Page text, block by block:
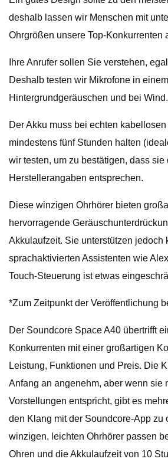
deshalb lassen wir Menschen mit
Ohrgrößen unsere Top-Konkurrenten
Ihre Anrufer sollen Sie verstehen,
Deshalb testen wir Mikrofone in
Hintergrundgeräuschen und bei Wind.
Der Akku muss bei echten
mindestens fünf Stunden halten
wir testen, um zu bestätigen, dass sie
Herstellerangaben entsprechen.
Diese winzigen Ohrhörer bieten
hervorragende
Akkulaufzeit. Sie unterstützen jedoch
sprachaktivierten Assistenten wie
Touch-Steuerung ist etwas
*Zum Zeitpunkt der Veröffentlichung
Der Soundcore Space A40 übertrifft
Konkurrenten mit einer großartigen
Leistung, Funktionen und Preis. Die
Anfang an angenehm, aber wenn sie
Vorstellungen entspricht, gibt es
den Klang mit der Soundcore-App zu
winzigen, leichten Ohrhörer passen
Ohren und die Akkulaufzeit von 10